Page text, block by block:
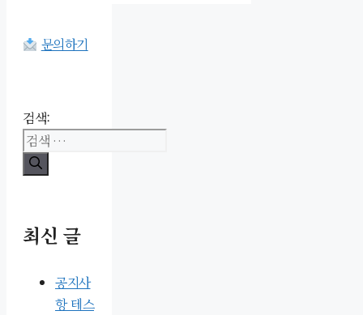
문의하기
검색:
최신 글
공지사
항 테스